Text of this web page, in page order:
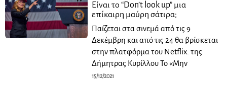
Είναι το “Don’t look up” μια
επίκαιρη μαύρη σάτιρα;
Παίζεται στα σινεμά από τις 9
Δεκέμβρη και από τις 24 θα βρίσκεται
στην πλατφόρμα του Netflix. της
Δήμητρας Κυρίλλου Το «Μην
15/12/2021